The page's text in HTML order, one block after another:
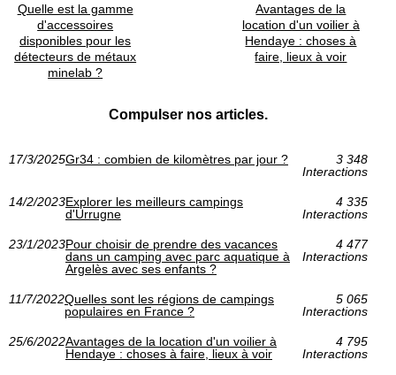
Quelle est la gamme
d'accessoires
disponibles pour les
détecteurs de métaux
minelab ?
Avantages de la
location d'un voilier à
Hendaye : choses à
faire, lieux à voir
Compulser nos articles.
17/3/2025Gr34 : combien de kilomètres par jour ?
3 348
Interactions
14/2/2023Explorer les meilleurs campings
d'Urrugne
4 335
Interactions
23/1/2023Pour choisir de prendre des vacances
dans un camping avec parc aquatique à
Argelès avec ses enfants ?
4 477
Interactions
11/7/2022Quelles sont les régions de campings
populaires en France ?
5 065
Interactions
25/6/2022Avantages de la location d'un voilier à
Hendaye : choses à faire, lieux à voir
4 795
Interactions